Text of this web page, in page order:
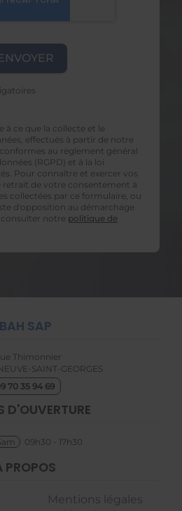
à ce que la collecte et le
effectués à partir de notre
au règlement général
(RGPD) et à la loi
Pour connaître et exercer vos
de votre consentement à
collectées par ce formulaire, ou
d'opposition au démarchage
notre politique de
BAH SAP
Thimonnier
SAINT-GEORGES
70 35 94 69
PROPOS
Mentions légales
D'OUVERTURE
09h30 - 17h30